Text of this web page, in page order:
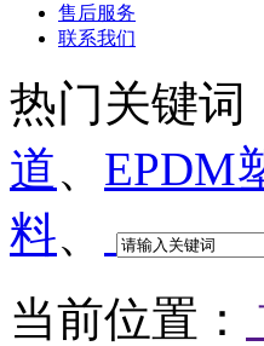
售后服务
联系我们
热门关键词
道、 EPDM
料、
当前位置：